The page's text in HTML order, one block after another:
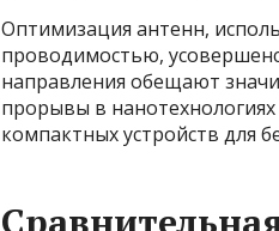
Оптимизация антенн,
проводимостью,
направления обещают
прорывы в
компактных устройств для